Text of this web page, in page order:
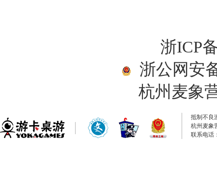
浙ICP
浙公网安
杭州麦象
抵制不良
杭州麦象
联系电话